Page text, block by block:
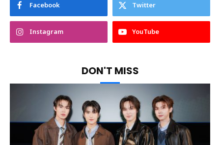
Facebook Twitter
Instagram YouTube
DON'T MISS